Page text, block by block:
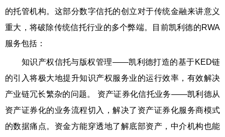
的托管机构。这部分数字信托的创立对于传统金融来讲意义
重大，将破除传统信托行业的多个弊端。目前凯利德的RWA
服务包括：
知识产权信托与版权管理——凯利德打造的基于KED链
的引入将极大地提升知识产权服务业的运行效率，有效解决
产业链冗长繁杂的问题。 资产证券化信托业务——凯利德从
资产证券化的业务流程切入，解决了资产证券化服务商模式
的数据痛点。资金方能穿透地了解底部资产，中介机构也能